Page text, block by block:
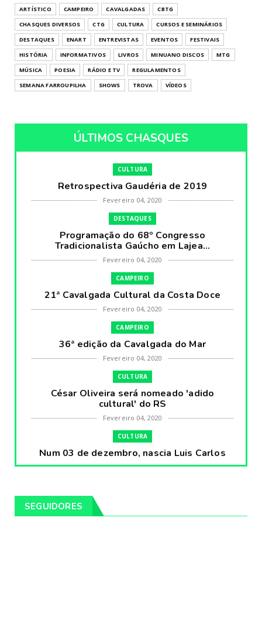
ARTÍSTICO CAMPEIRO CAVALGADAS
CBTG
CHASQUES DIVERSOS
CTG CULTURA
CURSOS E SEMINÁRIOS
DESTAQUES
ENART ENTREVISTAS EVENTOS
FESTIVAIS
HISTÓRIA
INFORMATIVOS LIVROS MINUANO DISCOS
MTG
MÚSICA
POESIA RÁDIO E TV
REGULAMENTOS
SEMANA FARROUPILHA
SHOWS TROVA VÍDEOS
ÚLTIMOS CHASQUES
CULTURA
Retrospectiva Gaudéria de 2019
Fevereiro 04, 2020
DESTAQUES
Programação do 68º Congresso
Tradicionalista Gaúcho em Lajea...
Fevereiro 04, 2020
CAMPEIRO
21ª Cavalgada Cultural da Costa Doce
Fevereiro 04, 2020
CAMPEIRO
36ª edição da Cavalgada do Mar
Fevereiro 04, 2020
CULTURA
César Oliveira será nomeado 'adido
cultural' do RS
Fevereiro 04, 2020
CULTURA
Num 03 de dezembro, nascia Luis Carlos
Prestes, o Cavaleiro ...
Pintores da Temática Gauchesca - parte
SEGUIDORES